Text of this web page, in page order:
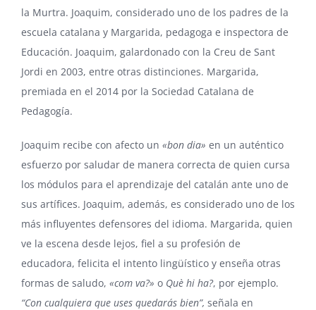
la Murtra. Joaquim, considerado uno de los padres de la
escuela catalana y Margarida, pedagoga e inspectora de
Educación. Joaquim, galardonado con la Creu de Sant
Jordi en 2003, entre otras distinciones. Margarida,
premiada en el 2014 por la Sociedad Catalana de
Pedagogía.
Joaquim recibe con afecto un «bon dia» en un auténtico
esfuerzo por saludar de manera correcta de quien cursa
los módulos para el aprendizaje del catalán ante uno de
sus artífices. Joaquim, además, es considerado uno de los
más influyentes defensores del idioma. Margarida, quien
ve la escena desde lejos, fiel a su profesión de
educadora, felicita el intento lingüístico y enseña otras
formas de saludo, «com va?» o Què hi ha?, por ejemplo.
“Con cualquiera que uses quedarás bien”, señala en